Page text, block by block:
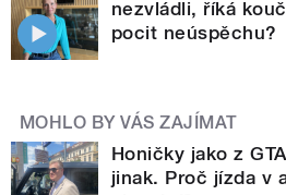
nezvládli, říká
pocit neúspěchu?
MOHLO BY VÁS ZAJÍMAT
Honičky jako z
jinak. Proč jízda v